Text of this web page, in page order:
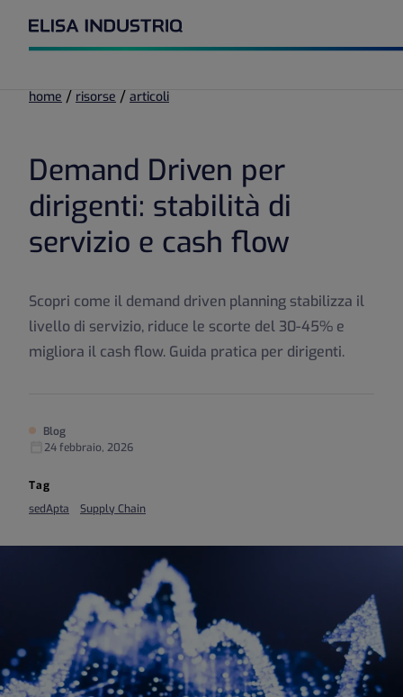
home / risorse / articoli
Demand Driven per
dirigenti: stabilità di
servizio e cash flow
Scopri come il demand driven planning stabilizza il
livello di servizio, riduce le scorte del 30-45% e
migliora il cash flow. Guida pratica per dirigenti.
Blog
24 febbraio, 2026
Tag
sedApta
Supply Chain